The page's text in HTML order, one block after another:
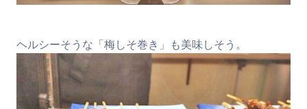
ヘルシーそうな「梅しそ巻き」も美味しそう。